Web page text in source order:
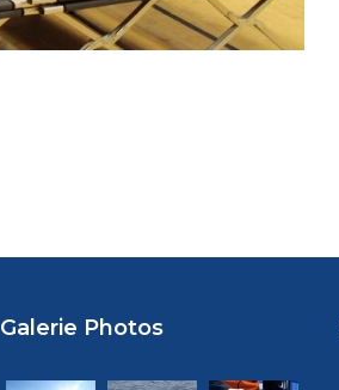
Galerie Photos